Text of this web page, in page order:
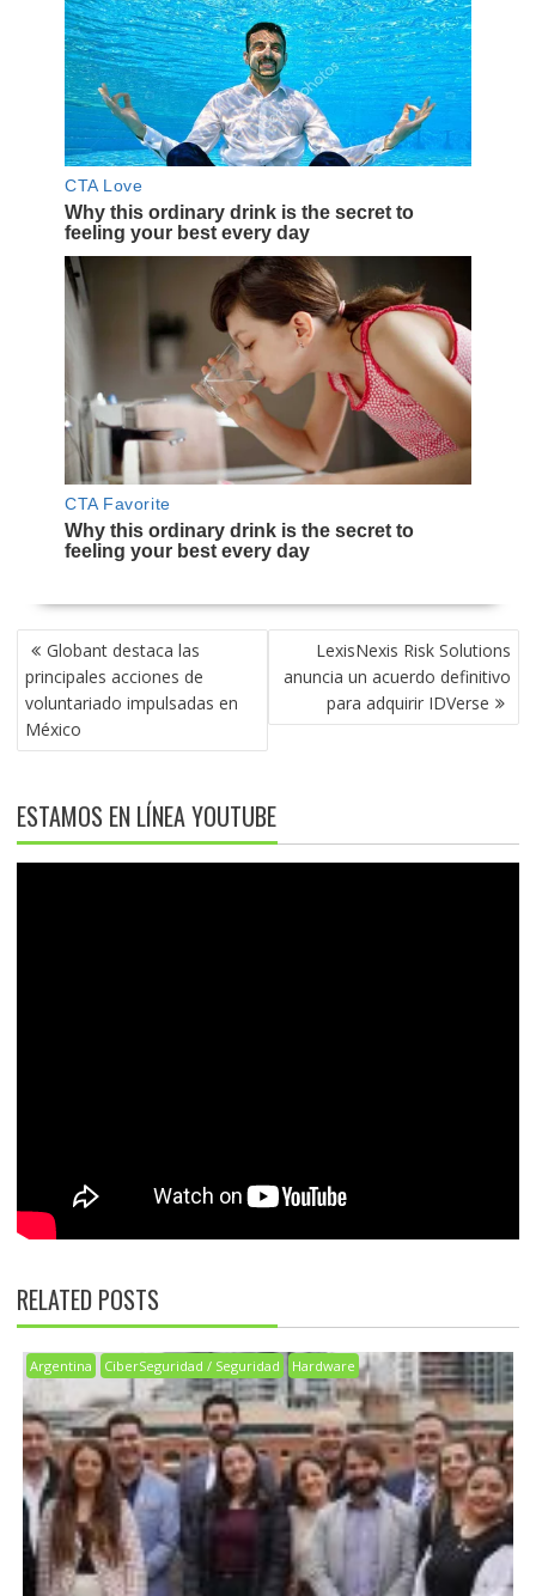
NAVEGACIÓN
DE
ENTRADAS
Globant destaca las
principales acciones de
voluntariado impulsadas en
México
LexisNexis Risk Solutions
anuncia un acuerdo definitivo
para adquirir IDVerse
ESTAMOS EN LÍNEA YOUTUBE
RELATED POSTS
Argentina CiberSeguridad / Seguridad Hardware